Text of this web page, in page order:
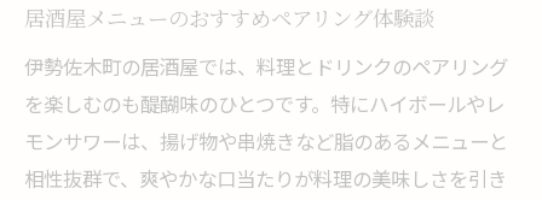
居酒屋メニューのおすすめペアリング体験談
伊勢佐木町の居酒屋では、料理とドリンクのペアリング
を楽しむのも醍醐味のひとつです。特にハイボールやレ
モンサワーは、揚げ物や串焼きなど脂のあるメニューと
相性抜群で、爽やかな口当たりが料理の美味しさを引き